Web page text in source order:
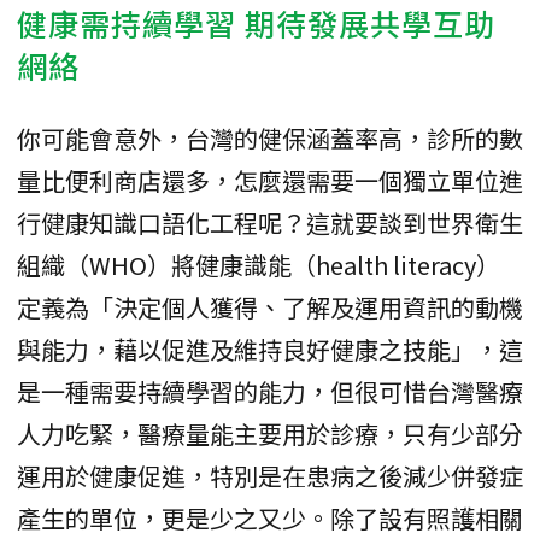
健康需持續學習 期待發展共學互助
網絡
你可能會意外，台灣的健保涵蓋率高，診所的數
量比便利商店還多，怎麼還需要一個獨立單位進
行健康知識口語化工程呢？這就要談到世界衛生
組織（WHO）將健康識能（health literacy）
定義為「決定個人獲得、了解及運用資訊的動機
與能力，藉以促進及維持良好健康之技能」，這
是一種需要持續學習的能力，但很可惜台灣醫療
人力吃緊，醫療量能主要用於診療，只有少部分
運用於健康促進，特別是在患病之後減少併發症
產生的單位，更是少之又少。除了設有照護相關